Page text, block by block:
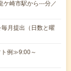
ケ崎市駅から---分／
月提出（日数と曜
例≫9:00～